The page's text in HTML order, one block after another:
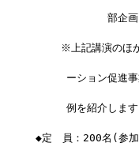
部企画グルー
※上記講演のほ
ーション促進事業
例を紹介します
◆定　員：200名(参加